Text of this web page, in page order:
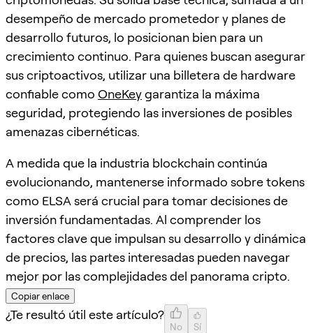
desempeño de mercado prometedor y planes de
desarrollo futuros, lo posicionan bien para un
crecimiento continuo. Para quienes buscan asegurar
sus criptoactivos, utilizar una billetera de hardware
confiable como OneKeygarantiza la máxima
seguridad, protegiendo las inversiones de posibles
amenazas cibernéticas.
A medida que la industria blockchain continúa
evolucionando, mantenerse informado sobre tokens
como ELSA será crucial para tomar decisiones de
inversión fundamentadas. Al comprender los
factores clave que impulsan su desarrollo y dinámica
de precios, las partes interesadas pueden navegar
mejor por las complejidades del panorama cripto.
Copiar enlace
¿Te resultó útil este artículo?
No Sí